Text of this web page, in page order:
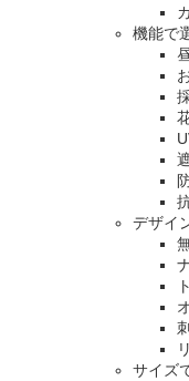
機能で
デザイ
サイズ